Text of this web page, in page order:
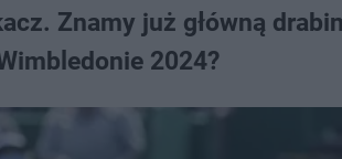
Znamy już główną
2024?